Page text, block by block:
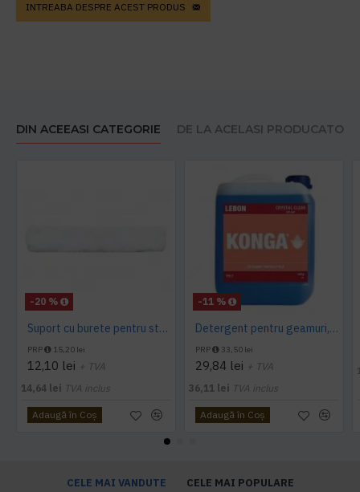
INTREABA DESPRE ACEST PRODUS
DIN ACEEASI CATEGORIE DE LA ACELASI PRODUCATOR
-20 %
Suport cu burete pentru sters geamuri 35cm Limpio
PRP 15,20 lei
12,10 lei + TVA
14,64 lei TVA inclus
Adaugă în Coş
-11 %
Detergent pentru geamuri, Crystal Clear, Konga, 5L
PRP 33,50 lei
29,84 lei + TVA
36,11 lei TVA inclus
Adaugă în Coş
CELE MAI VANDUTE CELE MAI POPULARE